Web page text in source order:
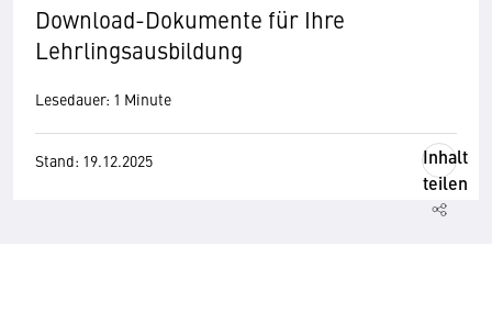
Download-Dokumente für Ihre
Lehrlingsausbildung
Lesedauer: 1 Minute
Stand: 19.12.2025
Inhalt
teilen